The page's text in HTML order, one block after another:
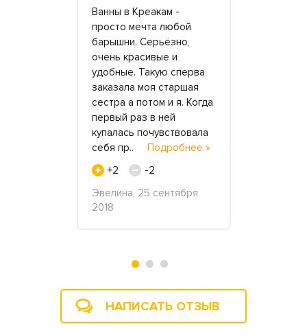
Ванны в Креакам -
просто мечта любой
барышни. Серьёзно,
очень красивые и
удобные. Такую сперва
заказала моя старшая
сестра а потом и я. Когда
первый раз в ней
купалась почувствовала
себя пр.. Подробнее »
+2
-2
Эвелина, 25 сентября
2018
НАПИСАТЬ ОТЗЫВ